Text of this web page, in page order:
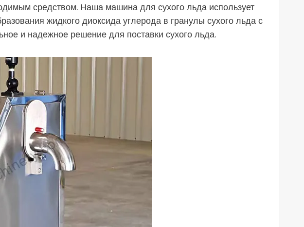
средством. Наша машина для сухого льда использует
жидкого диоксида углерода в гранулы сухого льда с
и надежное решение для поставки сухого льда.